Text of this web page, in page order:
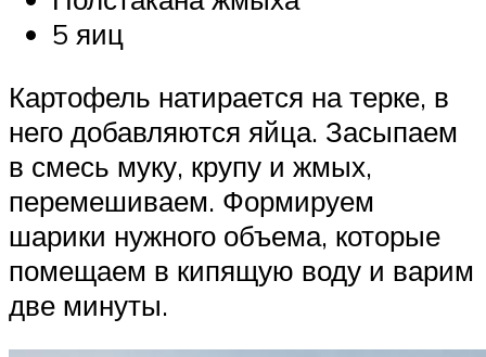
5 яиц
Картофель натирается на терке, в
него добавляются яйца. Засыпаем
в смесь муку, крупу и жмых,
перемешиваем. Формируем
шарики нужного объема, которые
помещаем в кипящую воду и варим
две минуты.